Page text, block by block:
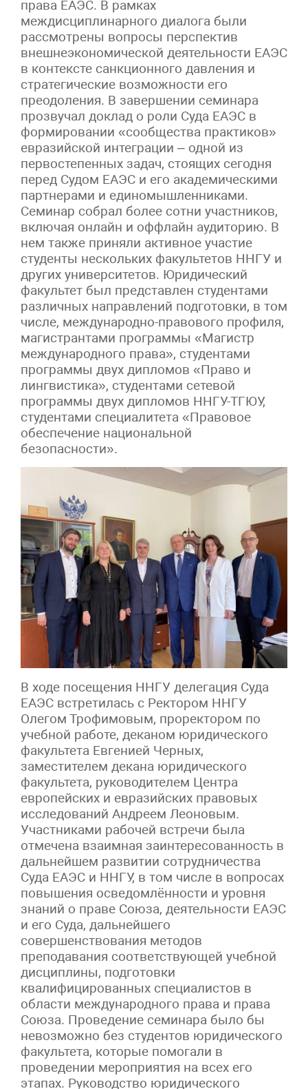
права ЕАЭС. В рамках
междисциплинарного диалога были
рассмотрены вопросы перспектив
внешнеэкономической деятельности ЕАЭС
в контексте санкционного давления и
стратегические возможности его
преодоления. В завершении семинара
прозвучал доклад о роли Суда ЕАЭС в
формировании «сообщества практиков»
евразийской интеграции – одной из
первостепенных задач, стоящих сегодня
перед Судом ЕАЭС и его академическими
партнерами и единомышленниками.
Семинар собрал более сотни участников,
включая онлайн и оффлайн аудиторию. В
нем также приняли активное участие
студенты нескольких факультетов ННГУ и
других университетов. Юридический
факультет был представлен студентами
различных направлений подготовки, в том
числе, международно-правового профиля,
магистрантами программы «Магистр
международного права», студентами
программы двух дипломов «Право и
лингвистика», студентами сетевой
программы двух дипломов ННГУ-ТГЮУ,
студентами специалитета «Правовое
обеспечение национальной
безопасности».
В ходе посещения ННГУ делегация Суда
ЕАЭС встретилась с Ректором ННГУ
Олегом Трофимовым, проректором по
учебной работе, деканом юридического
факультета Евгенией Черных,
заместителем декана юридического
факультета, руководителем Центра
европейских и евразийских правовых
исследований Андреем Леоновым.
Участниками рабочей встречи была
отмечена взаимная заинтересованность в
дальнейшем развитии сотрудничества
Суда ЕАЭС и ННГУ, в том числе в вопросах
повышения осведомлённости и уровня
знаний о праве Союза, деятельности ЕАЭС
и его Суда, дальнейшего
совершенствования методов
преподавания соответствующей учебной
дисциплины, подготовки
квалифицированных специалистов в
области международного права и права
Союза. Проведение семинара было бы
невозможно без студентов юридического
факультета, которые помогали в
проведении мероприятия на всех его
этапах. Руководство юридического